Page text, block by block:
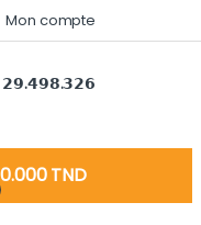
Mon compte
0.000TND